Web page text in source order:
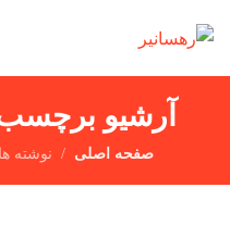
آرشیو برچسب
صفحه اصلی نوشته